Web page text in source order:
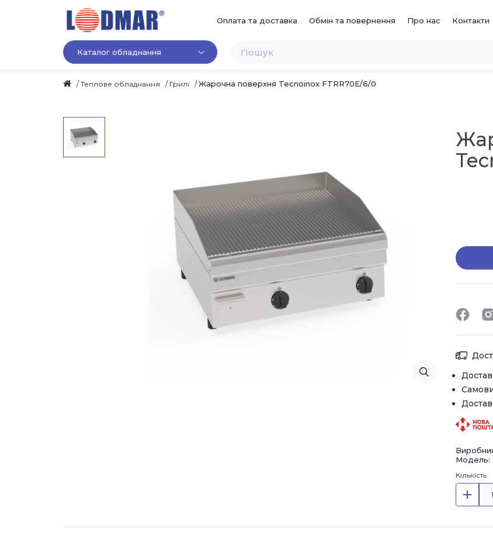
Оплата та доставка Обмін та повернення Про нас Контакти
Каталог обладнання
Теплове обладнання Грилі Жарочна поверхня Tecnoinox FTRR70E/6/0
Модель:
Кількість